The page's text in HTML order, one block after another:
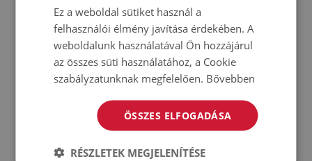
A szőnyegek nem csúszásállóak;
A szőnyegek árnyalatai kissé eltérhetnek a képen láthatótól.
A szőnyeget kemény felületen történő használatra tervezték.
Ez a weboldal sütiket használ a
felhasználói élmény javítása érdekében. A
weboldalunk használatával Ön hozzájárul
az összes süti használatához, a Cookie
szabályzatunknak megfelelően. Bővebben
ÖSSZES ELFOGADÁSA
RÉSZLETEK MEGJELENÍTÉSE